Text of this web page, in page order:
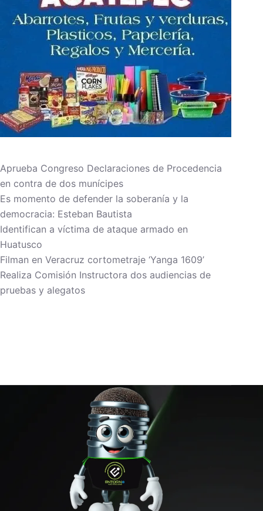
Aprueba Congreso Declaraciones de Procedencia
en contra de dos munícipes
Es momento de defender la soberanía y la
democracia: Esteban Bautista
Identifican a víctima de ataque armado en
Huatusco
Filman en Veracruz cortometraje ‘Yanga 1609’
Realiza Comisión Instructora dos audiencias de
pruebas y alegatos